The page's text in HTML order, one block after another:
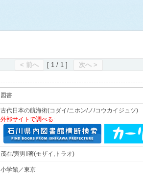
< 前へ [ 1 / 1 ] 次へ >
図書
古代日本の航海術(コダイ/ニホン/ノ/コウカイジュツ)
外部サイトで調べる:
茂在/寅男‖著(モザイ,トラオ)
小学館／東京